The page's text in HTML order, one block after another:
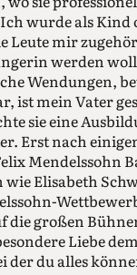
wurde als
Leute mir
werden
Wendungen,
ist mein Vater
sie eine
Erst nach
Mendelssohn
Elisabeth
die großen
Liebe
der du alles